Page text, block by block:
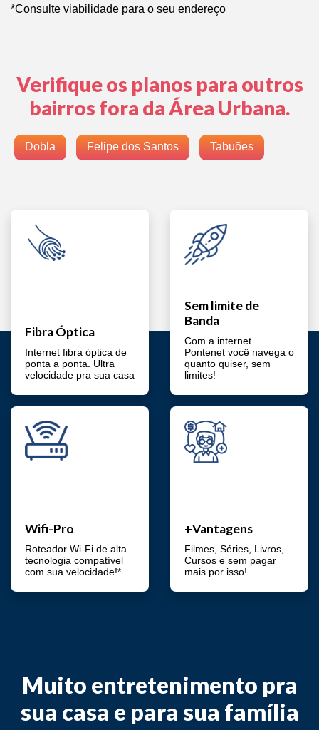
*Consulte viabilidade para o seu endereço
Verifique os planos para outros
bairros fora da Área Urbana.
Dobla Felipe dos Santos Tabuões
Fibra Óptica
Internet fibra óptica de
ponta a ponta. Ultra
velocidade pra sua casa
Sem limite de
Banda
Com a internet
Pontenet você navega o
quanto quiser, sem
limites!
Wifi-Pro
Roteador Wi-Fi de alta
tecnologia compatível
com sua velocidade!*
+Vantagens
Filmes, Séries, Livros,
Cursos e sem pagar
mais por isso!
Muito entretenimento pra
sua casa e para sua família